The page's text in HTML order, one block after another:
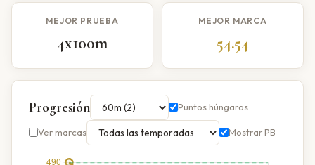
MEJOR PRUEBA
4x100m
MEJOR MARCA
54.54
Progresión Puntos húngaros
Ver marcas Mostrar PB